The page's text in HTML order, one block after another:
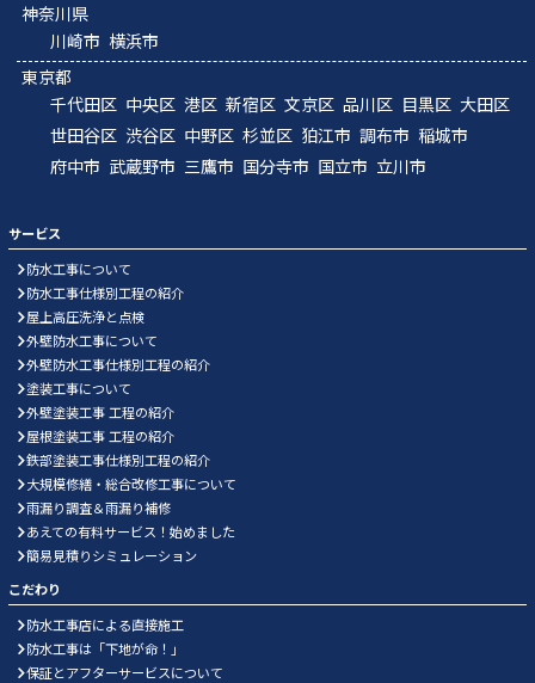
神奈川県
川崎市 横浜市
東京都
千代田区 中央区 港区 新宿区 文京区 品川区 目黒区 大田区
世田谷区 渋谷区 中野区 杉並区 狛江市 調布市 稲城市
府中市 武蔵野市 三鷹市 国分寺市 国立市 立川市
サービス
防水工事について
防水工事仕様別工程の紹介
屋上高圧洗浄と点検
外壁防水工事について
外壁防水工事仕様別工程の紹介
塗装工事について
外壁塗装工事 工程の紹介
屋根塗装工事 工程の紹介
鉄部塗装工事仕様別工程の紹介
大規模修繕・総合改修工事について
雨漏り調査＆雨漏り補修
あえての有料サービス！始めました
簡易見積りシミュレーション
こだわり
防水工事店による直接施工
防水工事は「下地が命！」
保証とアフターサービスについて